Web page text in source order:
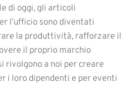
di oggi, gli articoli
l’ufficio sono diventati
la produttività, rafforzare il
il proprio marchio
rivolgono a noi per creare
i loro dipendenti e per eventi